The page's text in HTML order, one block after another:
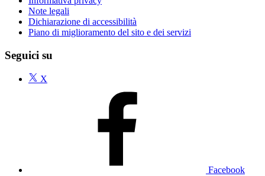
Note legali
Dichiarazione di accessibilità
Piano di miglioramento del sito e dei servizi
Seguici su
X
Facebook